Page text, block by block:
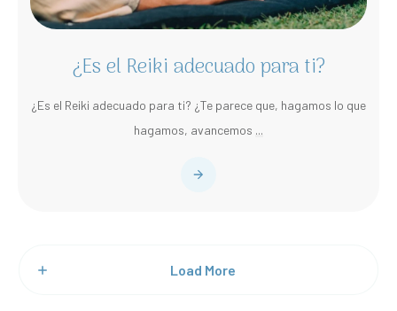
¿Es el Reiki adecuado para ti?
¿Es el Reiki adecuado para ti? ¿Te parece que, hagamos lo que
hagamos, avancemos ...
Load More